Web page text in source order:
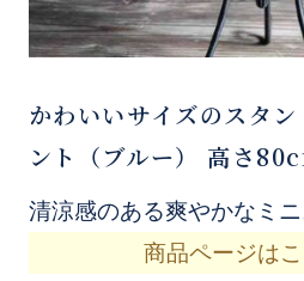
かわいいサイズのスタン
ント（ブルー） 高さ
清涼感のある爽やかなミニ
商品ページは